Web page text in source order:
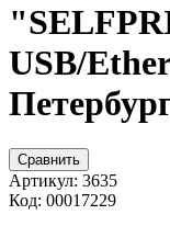
USB/
Сравнить
Артикул: 3635
Код: 00017229